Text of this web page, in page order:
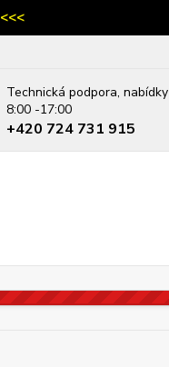
Technická podpora, nabídky
8:00 -17:00
‭+420 724 731 915